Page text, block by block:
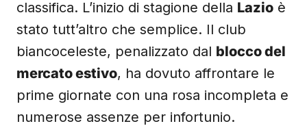
classifica. L’inizio di stagione della Lazio è
stato tutt’altro che semplice. Il club
biancoceleste, penalizzato dal blocco del
mercato estivo, ha dovuto affrontare le
prime giornate con una rosa incompleta e
numerose assenze per infortunio.